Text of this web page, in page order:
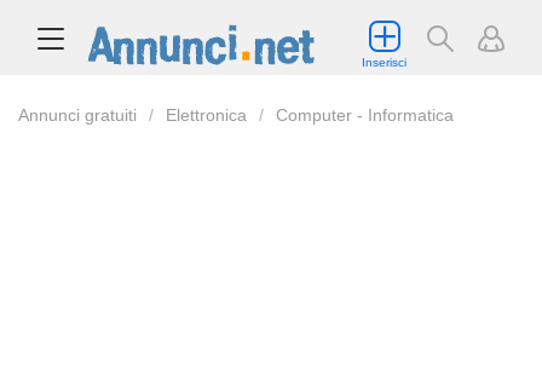
Inserisci
Annunci gratuiti Elettronica Computer - Informatica